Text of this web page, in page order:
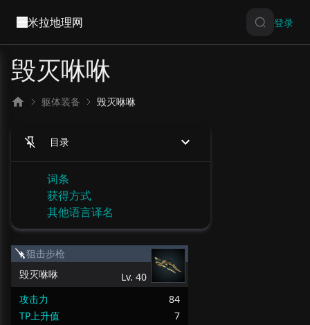
米拉地理网 登录
毁灭咻咻
躯体装备 毁灭咻咻
目录
词条
获得方式
其他语言译名
狙击步枪
毁灭咻咻
Lv. 40
攻击力
84
TP上升值
7